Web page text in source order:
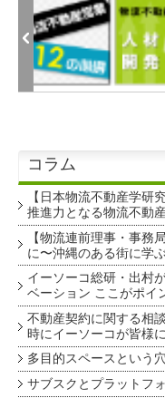
コラム
【日本物流不動産学研
推進力となる物流不動
【物流連前理事・事務
に〜沖縄のある街に学
イーソーコ総研・出村
ベーション ここがポイ
不動産契約に関する相
時にイーソーコが皆様
多目的スペースという
サブスクとプラットフ